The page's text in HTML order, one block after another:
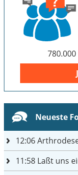
Neueste
12:06
11:58 Laßt uns ein